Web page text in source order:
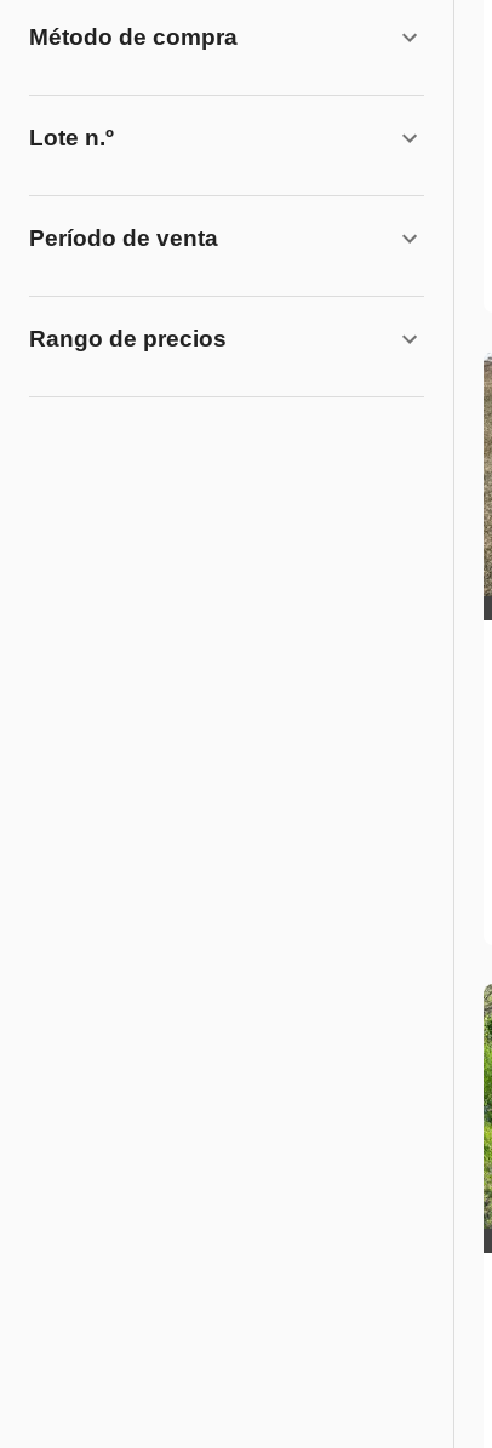
Método de compra
Lote n.º
Período de venta
Rango de precios